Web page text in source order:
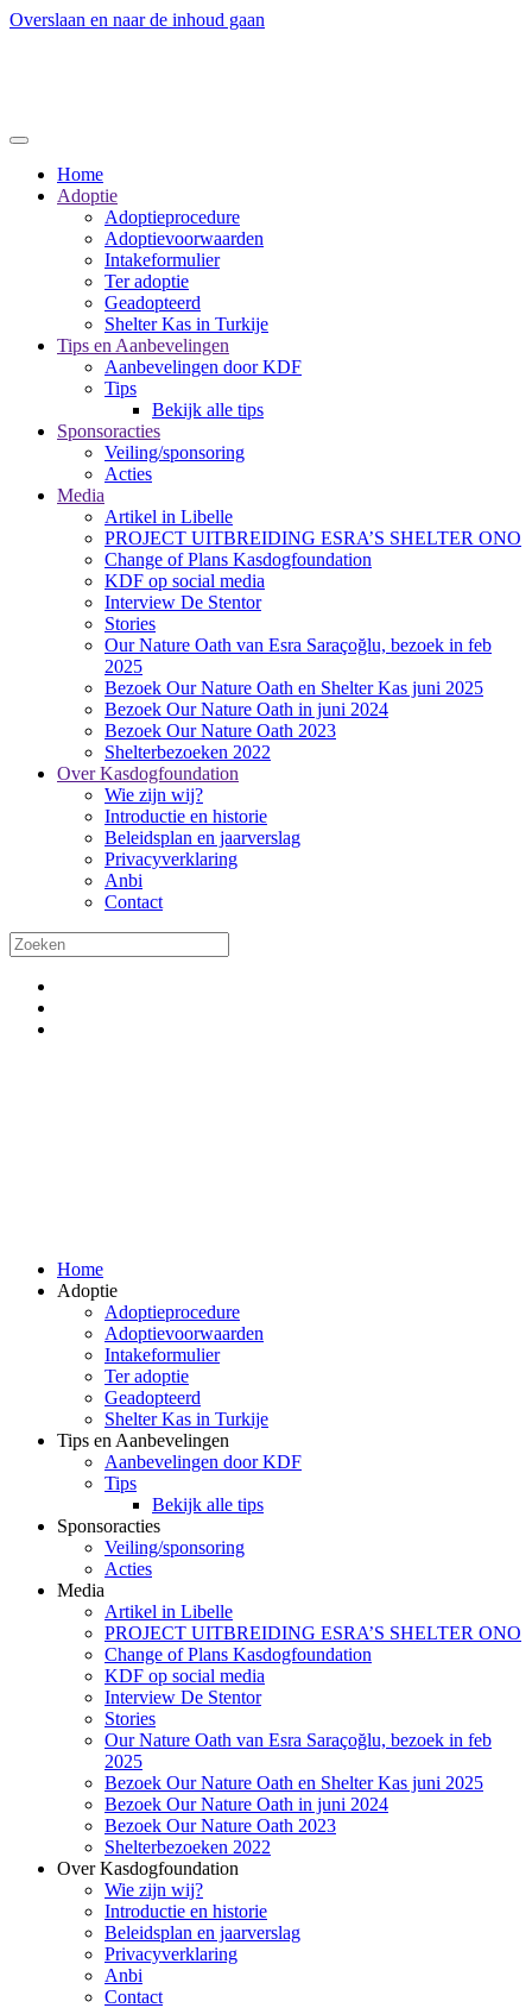
Overslaan en naar de inhoud gaan
Home
Adoptie
Adoptieprocedure
Adoptievoorwaarden
Intakeformulier
Ter adoptie
Geadopteerd
Shelter Kas in Turkije
Tips en Aanbevelingen
Aanbevelingen door KDF
Tips
Bekijk alle tips
Sponsoracties
Veiling/sponsoring
Acties
Media
Artikel in Libelle
PROJECT UITBREIDING ESRA’S SHELTER ONO
Change of Plans Kasdogfoundation
KDF op social media
Interview De Stentor
Stories
Our Nature Oath van Esra Saraçoğlu, bezoek in feb
2025
Bezoek Our Nature Oath en Shelter Kas juni 2025
Bezoek Our Nature Oath in juni 2024
Bezoek Our Nature Oath 2023
Shelterbezoeken 2022
Over Kasdogfoundation
Wie zijn wij?
Introductie en historie
Beleidsplan en jaarverslag
Privacyverklaring
Anbi
Contact
Home
Adoptie
Adoptieprocedure
Adoptievoorwaarden
Intakeformulier
Ter adoptie
Geadopteerd
Shelter Kas in Turkije
Tips en Aanbevelingen
Aanbevelingen door KDF
Tips
Bekijk alle tips
Sponsoracties
Veiling/sponsoring
Acties
Media
Artikel in Libelle
PROJECT UITBREIDING ESRA’S SHELTER ONO
Change of Plans Kasdogfoundation
KDF op social media
Interview De Stentor
Stories
Our Nature Oath van Esra Saraçoğlu, bezoek in feb
2025
Bezoek Our Nature Oath en Shelter Kas juni 2025
Bezoek Our Nature Oath in juni 2024
Bezoek Our Nature Oath 2023
Shelterbezoeken 2022
Over Kasdogfoundation
Wie zijn wij?
Introductie en historie
Beleidsplan en jaarverslag
Privacyverklaring
Anbi
Contact